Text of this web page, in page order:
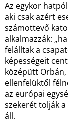
Az egykor
aki csak azért
számottevő
alkalmazzák:
felálltak a
képességeit
középütt Orbán,
ellenfelüktől
az európai
szekerét tolják
áll.